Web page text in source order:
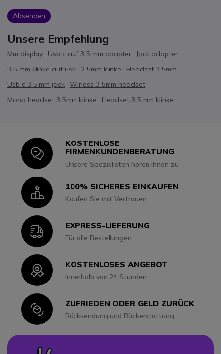
Absenden
Unsere Empfehlung
Mm display Usb c auf 3 5 mm adapter
Jack adapter
3 5 mm klinke auf usb
2 5mm klinke
Headset 3 5mm
Usb c 3 5 mm jack Wirless 3 5mm headset
Mono headset 3 5mm klinke
Headset 3 5 mm klinke
Icon
KOSTENLOSE
FIRMENKUNDENBERATUNG
Unsere Spezialisten hören Ihnen zu
Icon100% SICHERES EINKAUFEN
Kaufen Sie mit Vertrauen
IconEXPRESS-LIEFERUNG
Für alle Bestellungen
IconKOSTENLOSES ANGEBOT
Innerhalb von 24 Stunden
IconZUFRIEDEN ODER GELD ZURÜCK
Rücksendung und Rückerstattung